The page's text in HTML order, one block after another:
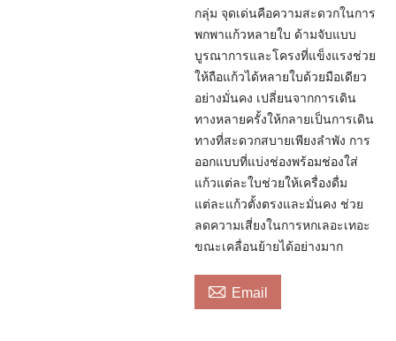
กลุ่ม จุดเด่นคือความสะดวกในการ
พกพาแก้วหลายใบ ด้ามจับแบบ
บูรณาการและโครงที่แข็งแรงช่วย
ให้ถือแก้วได้หลายใบด้วยมือเดียว
อย่างมั่นคง เปลี่ยนจากการเดิน
ทางหลายครั้งให้กลายเป็นการเดิน
ทางที่สะดวกสบายเพียงลำพัง การ
ออกแบบที่แบ่งช่องพร้อมช่องใส่
แก้วแต่ละใบช่วยให้เครื่องดื่ม
แต่ละแก้วตั้งตรงและมั่นคง ช่วย
ลดความเสี่ยงในการหกเลอะเทอะ
ขณะเคลื่อนย้ายได้อย่างมาก
 Email